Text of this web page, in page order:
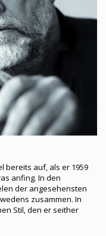
bereits auf, als er 1959
anfing. In den
der angesehensten
zusammen. In
Stil, den er seither